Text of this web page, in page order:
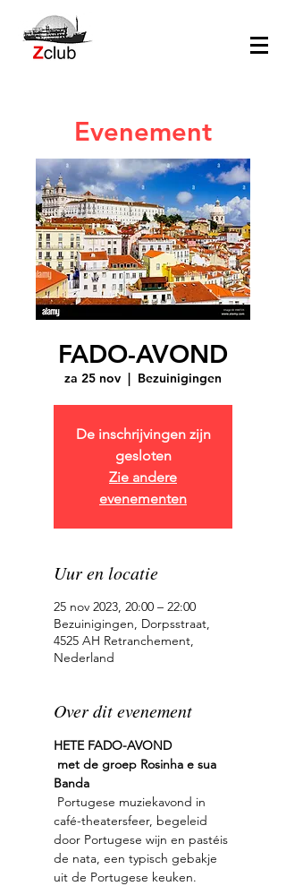
Evenement
FADO-AVOND
za 25 nov
  |
Bezuinigingen
De inschrijvingen zijn
gesloten
Zie andere
evenementen
Uur en locatie
25 nov 2023, 20:00 – 22:00
Bezuinigingen, Dorpsstraat,
4525 AH Retranchement,
Nederland
Over dit evenement
HETE FADO-AVOND
met de groep Rosinha e sua
Banda
café-theatersfeer, begeleid
door Portugese wijn en pastéis
de nata, een typisch gebakje
uit de Portugese keuken.